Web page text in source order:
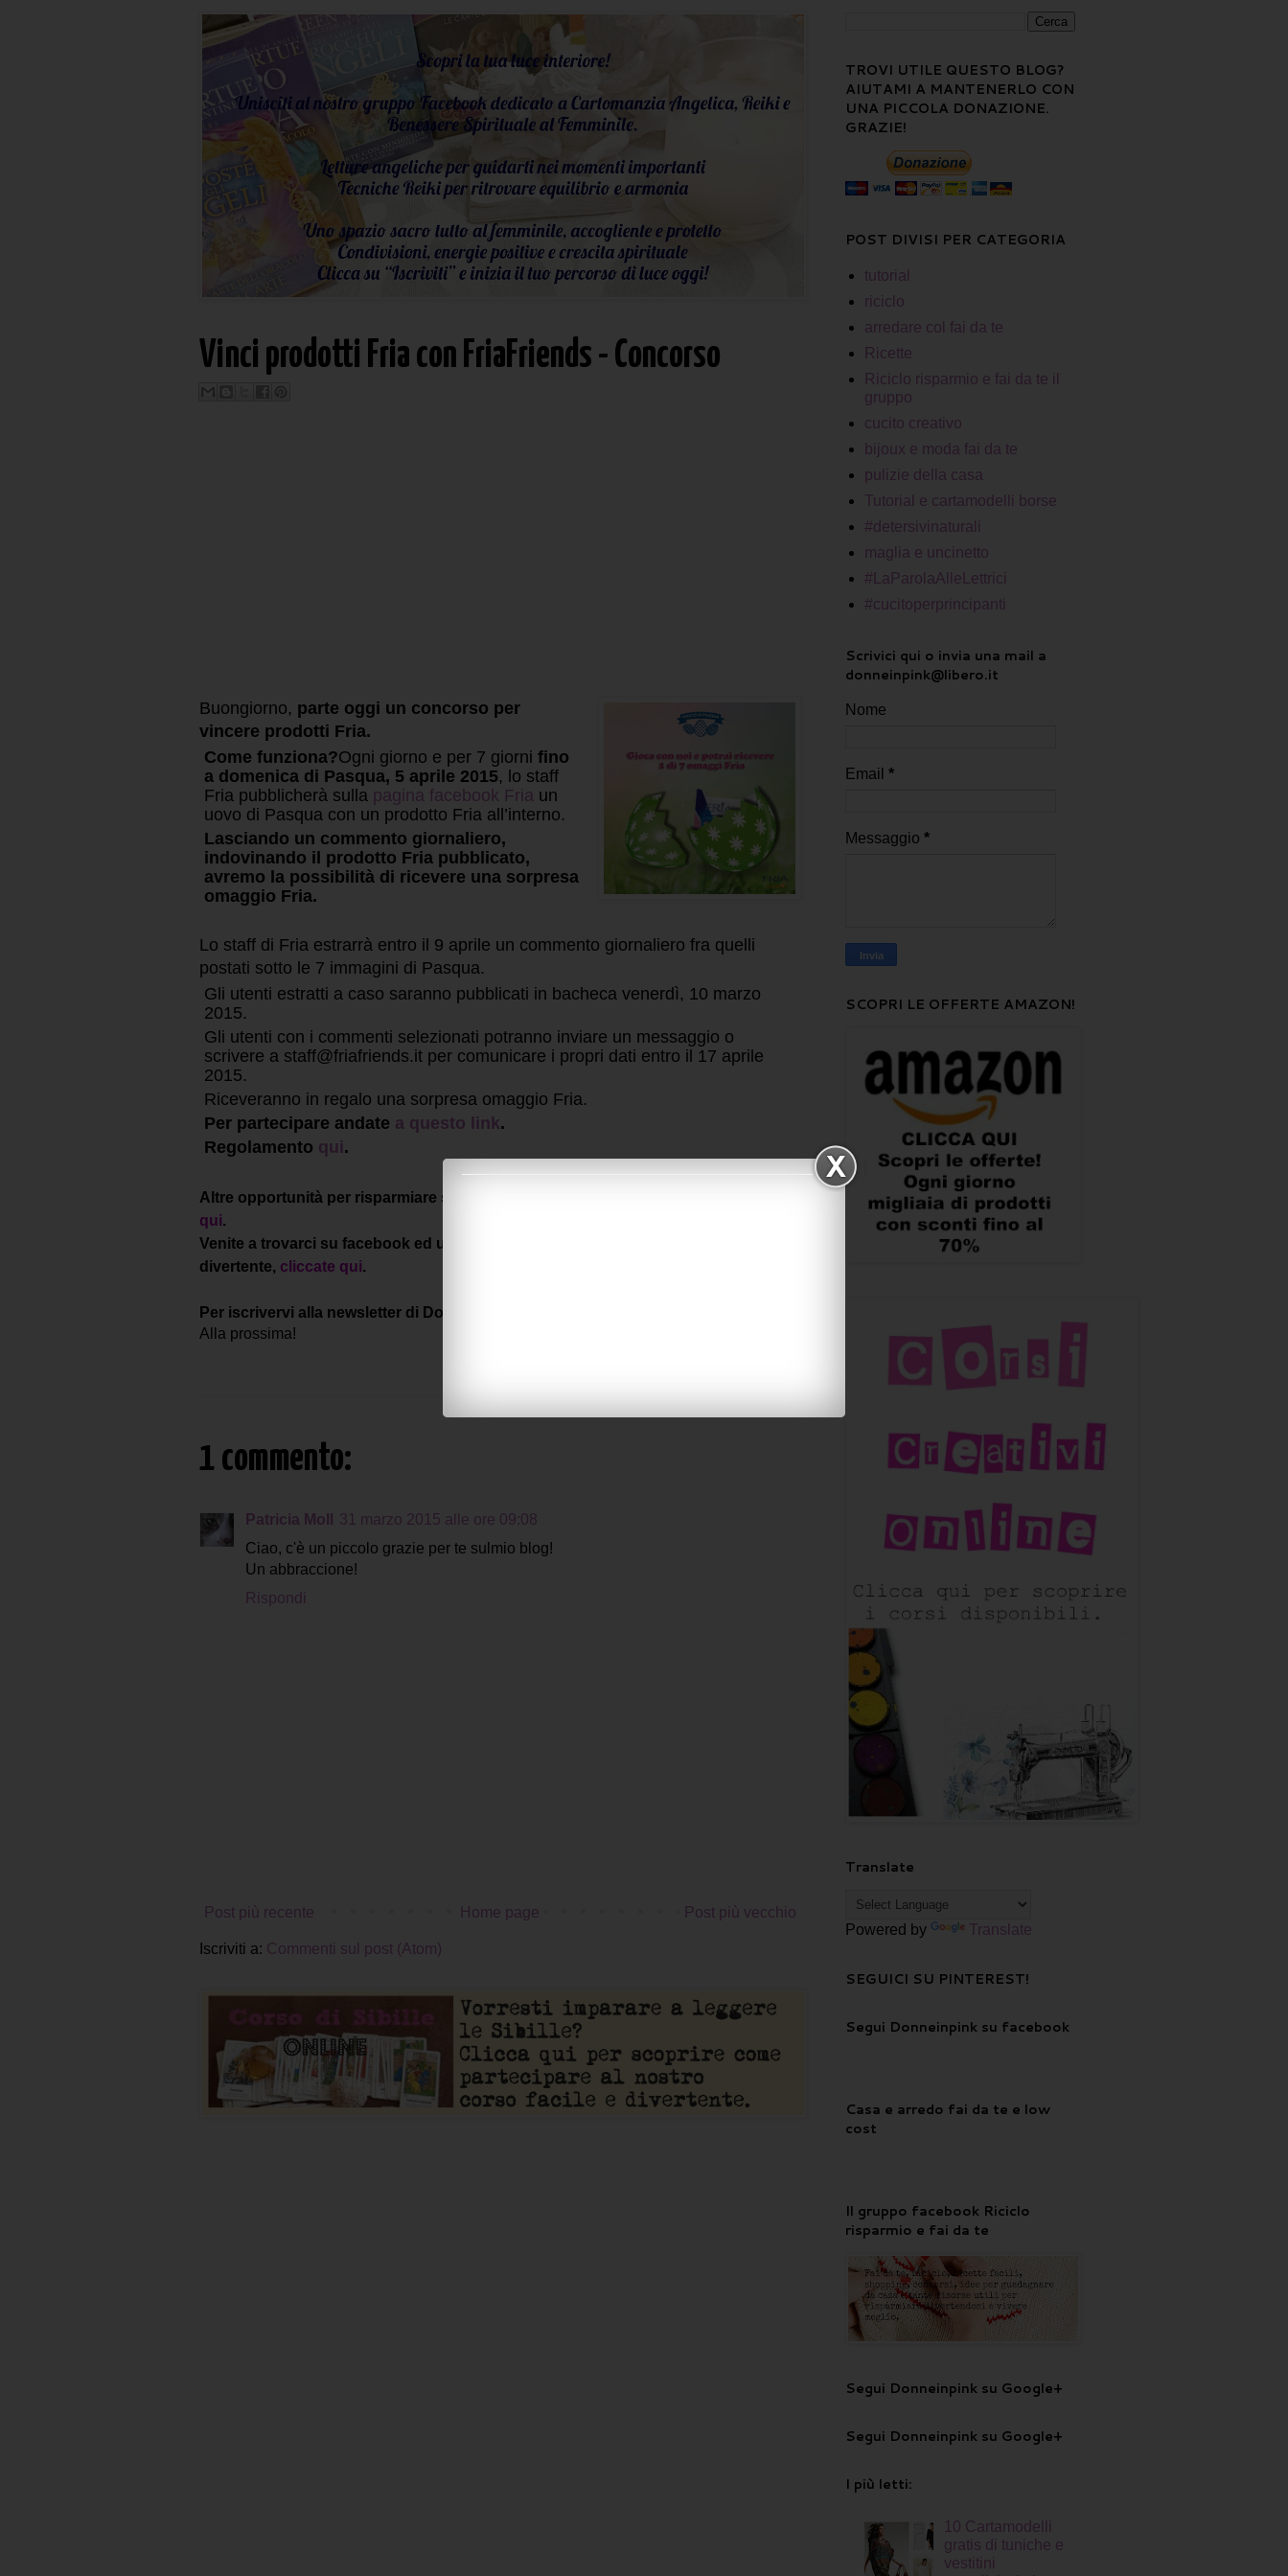
Vinci prodotti Fria con FriaFriends - Concorso
Buongiorno, parte oggi un concorso per
vincere prodotti Fria.
Come funziona?Ogni giorno e per 7 giorni fino
a domenica di Pasqua, 5 aprile 2015, lo staff
Fria pubblicherà sulla pagina facebook Fria un
uovo di Pasqua con un prodotto Fria all’interno.
Lasciando un commento giornaliero,
indovinando il prodotto Fria pubblicato,
avremo la possibilità di ricevere una sorpresa
omaggio Fria.
Lo staff di Fria estrarrà entro il 9 aprile un commento giornaliero fra quelli
postati sotto le 7 immagini di Pasqua.
Gli utenti estratti a caso saranno pubblicati in bacheca venerdì, 10 marzo
2015.
Gli utenti con i commenti selezionati potranno inviare un messaggio o
scrivere a staff@friafriends.it per comunicare i propri dati entro il 17 aprile
2015.
Riceveranno in regalo una sorpresa omaggio Fria.
Per partecipare andate a questo link.
Regolamento qui.
Altre opportunità per risparmiare sulla spesa e testare prodotti le trovate
qui.
Venite a trovarci su facebook ed unitevi alla community del risparmio
divertente, cliccate qui.
Per iscrivervi alla newsletter di Donneinpink fai da te e risparmio
Alla prossima!
1 commento:
Patricia Moll
31 marzo 2015 alle ore 09:08
Ciao, c'è un piccolo grazie per te sulmio blog!
Un abbraccione!
Rispondi
Post più recente Post più vecchio
Home page
Iscriviti a: Commenti sul post (Atom)
TROVI UTILE QUESTO BLOG?
AIUTAMI A MANTENERLO CON
UNA PICCOLA DONAZIONE.
GRAZIE!
POST DIVISI PER CATEGORIA
tutorial
riciclo
arredare col fai da te
Ricette
Riciclo risparmio e fai da te il
gruppo
cucito creativo
bijoux e moda fai da te
pulizie della casa
Tutorial e cartamodelli borse
#detersivinaturali
maglia e uncinetto
#LaParolaAlleLettrici
#cucitoperprincipanti
Scrivici qui o invia una mail a
donneinpink@libero.it
Nome
Email *
Messaggio *
SCOPRI LE OFFERTE AMAZON!
Translate
Powered by Translate
SEGUICI SU PINTEREST!
Segui Donneinpink su facebook
Casa e arredo fai da te e low
cost
Il gruppo facebook Riciclo
risparmio e fai da te
Segui Donneinpink su Google+
Segui Donneinpink su Google+
I più letti:
10 Cartamodelli
gratis di tuniche e
vestitini